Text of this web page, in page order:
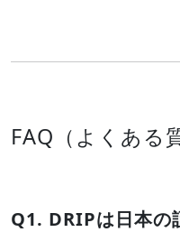
FAQ（よくある
Q1. DRIPは日本の